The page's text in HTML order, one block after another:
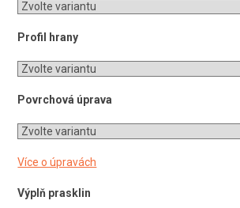
Profil hrany
Povrchová úprava
Více o úpravách
Výplň prasklin